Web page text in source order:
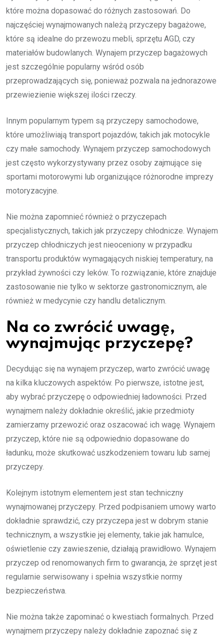
które można dopasować do różnych zastosowań. Do
najczęściej wynajmowanych należą przyczepy bagażowe,
które są idealne do przewozu mebli, sprzętu AGD, czy
materiałów budowlanych. Wynajem przyczep bagażowych
jest szczególnie popularny wśród osób
przeprowadzających się, ponieważ pozwala na jednorazowe
przewiezienie większej ilości rzeczy.
Innym popularnym typem są przyczepy samochodowe,
które umożliwiają transport pojazdów, takich jak motocykle
czy małe samochody. Wynajem przyczep samochodowych
jest często wykorzystywany przez osoby zajmujące się
sportami motorowymi lub organizujące różnorodne imprezy
motoryzacyjne.
Nie można zapomnieć również o przyczepach
specjalistycznych, takich jak przyczepy chłodnicze. Wynajem
przyczep chłodniczych jest nieoceniony w przypadku
transportu produktów wymagających niskiej temperatury, na
przykład żywności czy leków. To rozwiązanie, które znajduje
zastosowanie nie tylko w sektorze gastronomicznym, ale
również w medycynie czy handlu detalicznym.
Na co zwrócić uwagę,
wynajmując przyczepę?
Decydując się na wynajem przyczep, warto zwrócić uwagę
na kilka kluczowych aspektów. Po pierwsze, istotne jest,
aby wybrać przyczepę o odpowiedniej ładowności. Przed
wynajmem należy dokładnie określić, jakie przedmioty
zamierzamy przewozić oraz oszacować ich wagę. Wynajem
przyczep, które nie są odpowiednio dopasowane do
ładunku, może skutkować uszkodzeniem towaru lub samej
przyczepy.
Kolejnym istotnym elementem jest stan techniczny
wynajmowanej przyczepy. Przed podpisaniem umowy warto
dokładnie sprawdzić, czy przyczepa jest w dobrym stanie
technicznym, a wszystkie jej elementy, takie jak hamulce,
oświetlenie czy zawieszenie, działają prawidłowo. Wynajem
przyczep od renomowanych firm to gwarancja, że sprzęt jest
regularnie serwisowany i spełnia wszystkie normy
bezpieczeństwa.
Nie można także zapominać o kwestiach formalnych. Przed
wynajmem przyczepy należy dokładnie zapoznać się z